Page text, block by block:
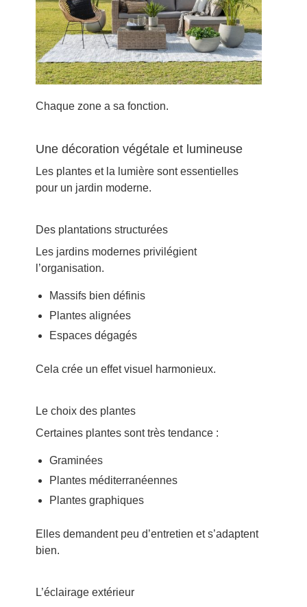
Chaque zone a sa fonction.
Une décoration végétale et lumineuse
Les plantes et la lumière sont essentielles
pour un jardin moderne.
Des plantations structurées
Les jardins modernes privilégient
l’organisation.
Massifs bien définis
Plantes alignées
Espaces dégagés
Cela crée un effet visuel harmonieux.
Le choix des plantes
Certaines plantes sont très tendance :
Graminées
Plantes méditerranéennes
Plantes graphiques
Elles demandent peu d’entretien et s’adaptent
bien.
L’éclairage extérieur